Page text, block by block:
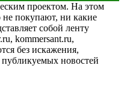
проектом. На этом
не покупают, ни какие
собой ленту
kommersant.ru,
без искажения,
публикуемых новостей